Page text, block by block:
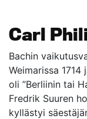
Carl
Bachin
Weimarissa 1714
oli ”Berliinin tai
Fredrik Suuren
kyllästyi